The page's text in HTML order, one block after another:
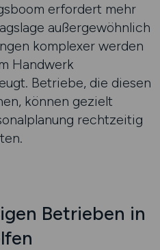
erfordert mehr
außergewöhnlich
komplexer werden
Handwerk
Betriebe, die diesen
können gezielt
rechtzeitig
Betrieben in